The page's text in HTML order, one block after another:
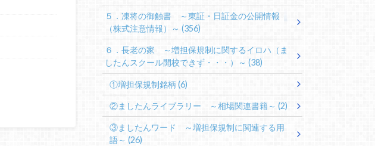
５．凍将の御触書 ～東証・日証金の公開情報
（株式注意情報）～(356)
６．長老の家 ～増担保規制に関するイロハ（ま
したんスクール開校できず・・・）～(38)
①増担保規制銘柄 (6)
②ましたんライブラリー ～相場関連書籍～ (2)
③ましたんワード ～増担保規制に関連する用
語～ (26)